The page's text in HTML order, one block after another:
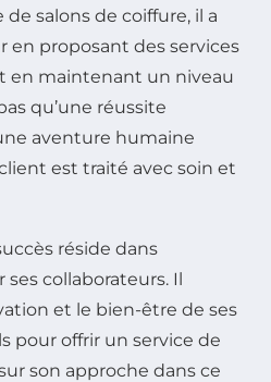
salons de coiffure, il a
en proposant des services
en maintenant un niveau
qu’une réussite
aventure humaine
est traité avec soin et
réside dans
collaborateurs. Il
et le bien-être de ses
pour offrir un service de
son approche dans ce